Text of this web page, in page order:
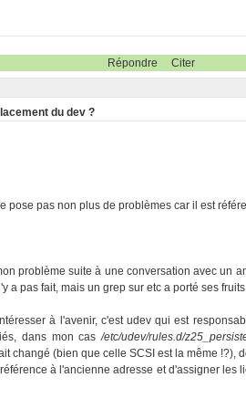
Répondre Citer
du dev ?
pose pas non plus de problèmes car il est
problème suite à une conversation avec un
a pas fait, mais un grep sur etc a porté ses
à l'avenir, c'est udev qui est
dans mon cas/etc/udev/rules.d/
changé (bien que celle SCSI est la même !?),
à l'ancienne adresse et d'assigner les